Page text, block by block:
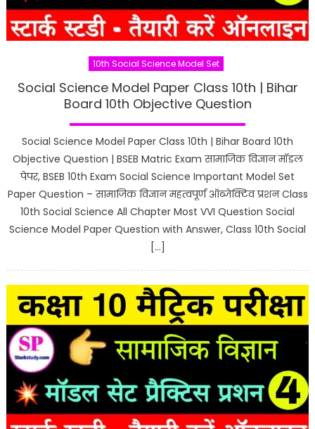
10th Social Science Model Set
Social Science Model Paper Class 10th | Bihar
Board 10th Objective Question
Social Science Model Paper Class 10th | Bihar Board 10th
Objective Question | BSEB Matric Exam सामाजिक विज्ञान मॉडल
पेपर, BSEB 10th Exam Social Science Important Model Set
Paper Question – सामाजिक विज्ञान महत्वपूर्ण ऑब्जेक्टिव प्रशन Class
10th Social Science All Chapter Most VVI Question Social
Science Model Paper Question with Answer, Class 10th Social
[…]